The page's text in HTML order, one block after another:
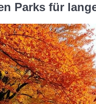
Parks für